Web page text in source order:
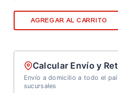
AGREGAR AL CARRITO
Calcular Envío y
Envío a domicilio a todo el
sucursales